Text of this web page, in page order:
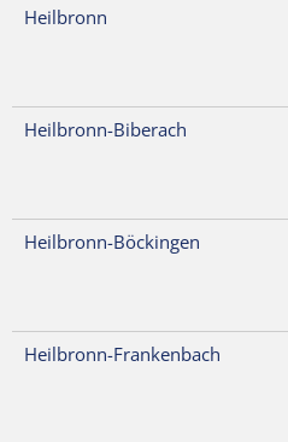
Heilbronn
Heilbronn-Biberach
Heilbronn-Böckingen
Heilbronn-Frankenbach